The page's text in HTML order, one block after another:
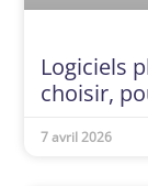
Logiciels
choisir,
7 avril 2026